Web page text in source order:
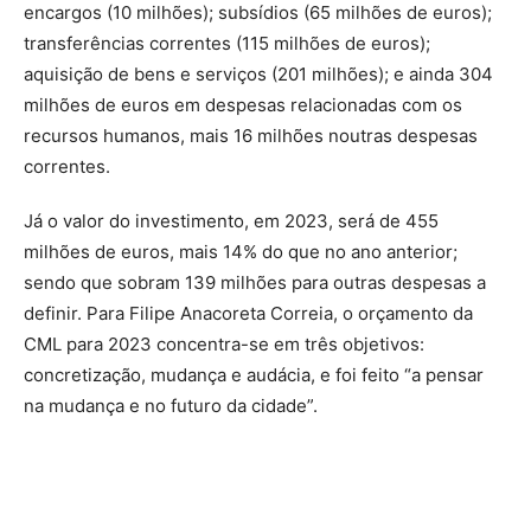
encargos (10 milhões); subsídios (65 milhões de euros);
transferências correntes (115 milhões de euros);
aquisição de bens e serviços (201 milhões); e ainda 304
milhões de euros em despesas relacionadas com os
recursos humanos, mais 16 milhões noutras despesas
correntes.
Já o valor do investimento, em 2023, será de 455
milhões de euros, mais 14% do que no ano anterior;
sendo que sobram 139 milhões para outras despesas a
definir. Para Filipe Anacoreta Correia, o orçamento da
CML para 2023 concentra-se em três objetivos:
concretização, mudança e audácia, e foi feito “a pensar
na mudança e no futuro da cidade”.